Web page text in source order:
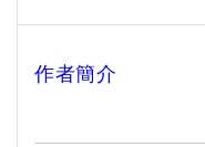
作者簡介